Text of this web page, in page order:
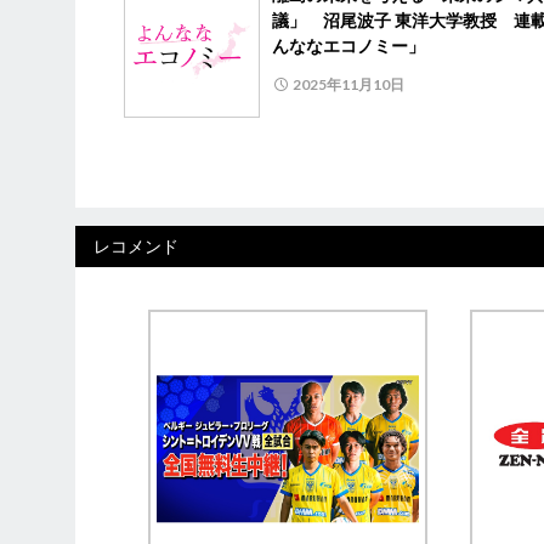
議」 沼尾波子 東洋大学教授 連
んななエコノミー」
2025年11月10日
レコメンド